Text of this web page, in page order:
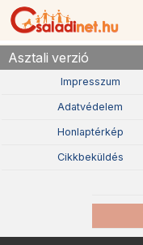
Asztali verzió
Impresszum
Adatvédelem
Honlaptérkép
Cikkbeküldés